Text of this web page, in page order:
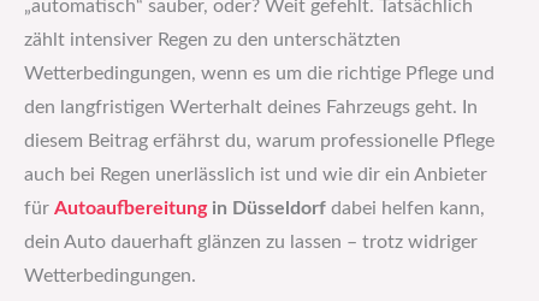
„automatisch“ sauber, oder? Weit gefehlt. Tatsächlich
zählt intensiver Regen zu den unterschätzten
Wetterbedingungen, wenn es um die richtige Pflege und
den langfristigen Werterhalt deines Fahrzeugs geht. In
diesem Beitrag erfährst du, warum professionelle Pflege
auch bei Regen unerlässlich ist und wie dir ein Anbieter
für Autoaufbereitungin Düsseldorf dabei helfen kann,
dein Auto dauerhaft glänzen zu lassen – trotz widriger
Wetterbedingungen.